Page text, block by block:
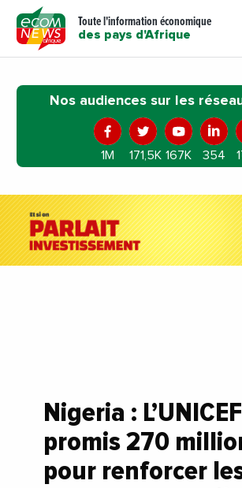
Toute l'information économique
des pays d'Afrique
Nos audiences sur les
1M 171,5K 167K 354
Nigeria :
promis 270
pour renforcer